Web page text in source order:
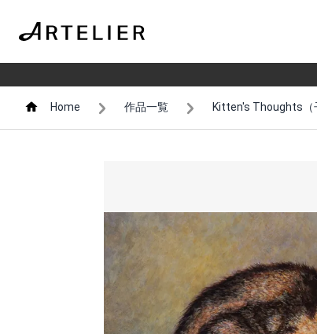
Home 作品一覧 Kitten's Thoughts（